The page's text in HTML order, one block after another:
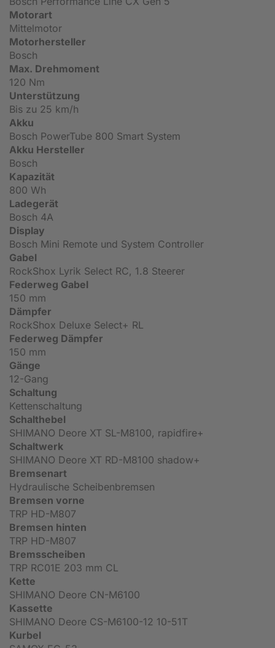
Motorart
Mittelmotor
Motorhersteller
Bosch
Max. Drehmoment
120 Nm
Unterstützung
Bis zu 25 km/h
Akku
Bosch PowerTube 800 Smart System
Akku Hersteller
Bosch
Kapazität
800 Wh
Ladegerät
Bosch 4A
Display
Bosch Mini Remote und System Controller
Gabel
RockShox Lyrik Select RC, 1.8 Steerer
Federweg Gabel
150 mm
Dämpfer
RockShox Deluxe Select+ RL
Federweg Dämpfer
150 mm
Gänge
12-Gang
Schaltung
Kettenschaltung
Schalthebel
SHIMANO Deore XT SL-M8100, rapidfire+
Schaltwerk
SHIMANO Deore XT RD-M8100 shadow+
Bremsenart
Hydraulische Scheibenbremsen
Bremsen vorne
TRP HD-M807
Bremsen hinten
TRP HD-M807
Bremsscheiben
TRP RC01E 203 mm CL
Kette
SHIMANO Deore CN-M6100
Kassette
SHIMANO Deore CS-M6100-12 10-51T
Kurbel